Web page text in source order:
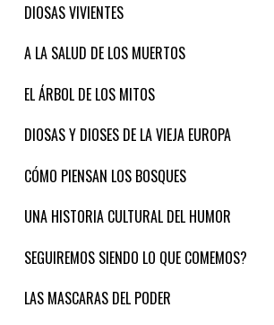
DIOSAS VIVIENTES
A LA SALUD DE LOS MUERTOS
EL ÁRBOL DE LOS MITOS
DIOSAS Y DIOSES DE LA VIEJA EUROPA
CÓMO PIENSAN LOS BOSQUES
UNA HISTORIA CULTURAL DEL HUMOR
SEGUIREMOS SIENDO LO QUE COMEMOS?
LAS MASCARAS DEL PODER